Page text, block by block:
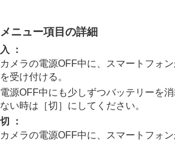
ートフォン接続
スマートフォンに画像を転送する
カメラの電源OFF中に接続する
電源OFF中の接続
スマートフォンから位置情報を取
パソコンでできること
クラウドサービスを利用する
資料
メニュー項目の詳細
入
：
カメラの電源OFF中に、スマートフォ
を受け付ける。
電源OFF中にも少しずつバッテリーを
ない時は ［切］ にしてください。
切
：
カメラの電源OFF中に、スマートフォ